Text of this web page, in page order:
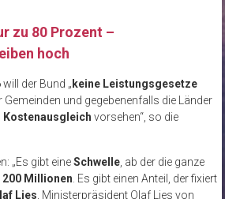
zu 80 Prozent –
hoch
will der Bund „ keine Leistungsgesetze
und gegebenenfalls die Länder
Kostenausgleich vorsehen“, so die
„Es gibt eineSchwelle, ab der die ganze
200 Millionen . Es gibt einen Anteil, der fixiert
Lies , Ministerpräsident Olaf Lies von